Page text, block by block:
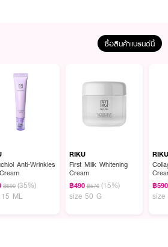
ทำความสะอาดผิวหน้าได้อย่างหมดจด พร้อมเติม
ลังล้างหน้า เนื้อโฟมฟองนุ่มละมุน ให้ความรู้สึก
อาด เนียนนุ่ม และสมดุล
อร์ อุดมด้วย Colostrum Extract (น้ำนมแรก)
าพดี
ซื้อสินค้าแบรนด์นี้
Anti-Wrinkles
฿690 (35%)
ML
RIKU
First Milk Whitening
Cream
฿490 ฿576 (15%)
size 50 G
฿590
size